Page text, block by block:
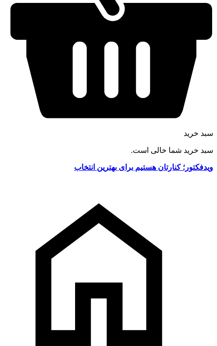
سبد خرید
سبد خرید شما خالی است.
ویدفکتور؛ کنارتان هستیم برای بهترین انتخاب